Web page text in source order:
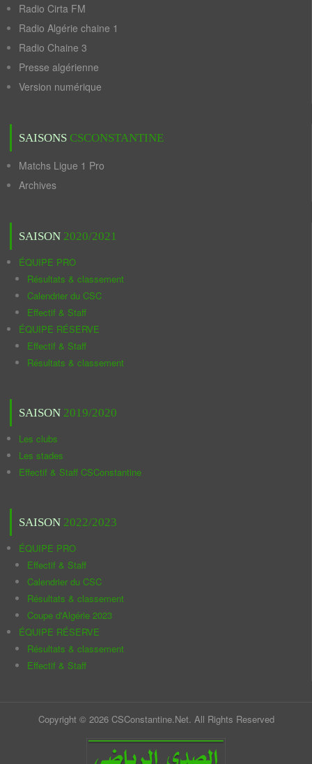
Radio Cirta FM
Radio Algérie chaine 1
Radio Chaine 3
Presse algérienne
Version numérique
SAISONS CSCONSTANTINE
Matchs Ligue 1 Pro
Archives
SAISON 2020/2021
ÉQUIPE PRO
Résultats & classement
Calendrier du CSC
Effectif & Staff
ÉQUIPE RÉSERVE
Effectif & Staff
Résultats & classement
SAISON 2019/2020
Les clubs
Les stades
Effectif & Staff CSConstantine
SAISON 2022/2023
ÉQUIPE PRO
Effectif & Staff
Calendrier du CSC
Résultats & classement
Coupe d'Algérie 2023
ÉQUIPE RÉSERVE
Résultats & classement
Effectif & Staff
Copyright © 2026 CSConstantine.Net. All Rights Reserved